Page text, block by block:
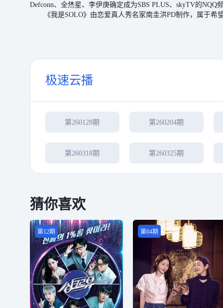
Defconn、全烋星、李伊庚确定成为SBS PLUS、skyTV的
《我是SOLO》由恋爱真人秀名家南圭洪PD制作，属于希
极速云播
第260128期 第260204期
第260318期 第260325期
猜你喜欢
第12期 第04期